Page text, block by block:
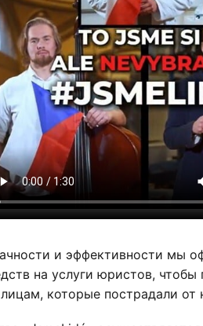
и эффективности мы
на услуги юристов,
которые пострадали от